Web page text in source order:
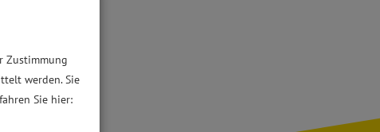
Zustimmung
werden. Sie
Sie hier: